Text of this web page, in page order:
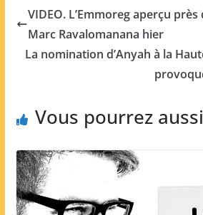
VIDEO. L’Emmoreg aperçu
Marc Ravalomanana hier
La nomination d’Anyah à la
Vous pourrez